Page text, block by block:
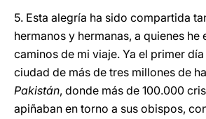
5. Esta alegría ha sido compartida
hermanos y hermanas, a quienes
caminos de mi viaje. Ya el primer
ciudad de más de tres millones de
Pakistán, donde más de 100.000
apiñaban en torno a sus obispos,